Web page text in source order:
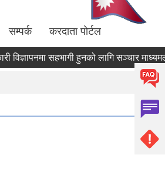
सम्पर्क करदाता पोर्टल
सहभागी हुनको लागि सञ्चार